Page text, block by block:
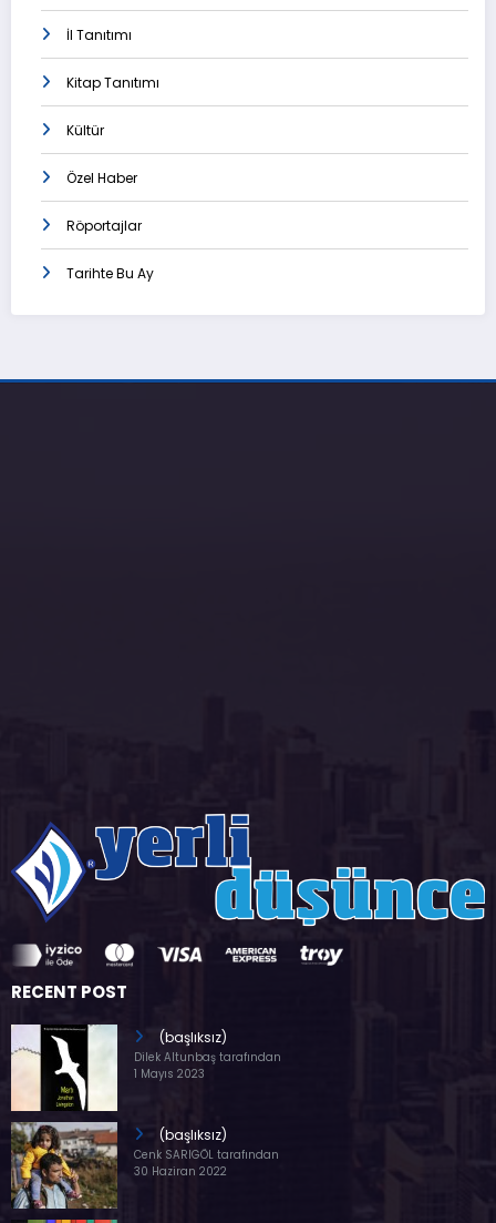
İl Tanıtımı
Kitap Tanıtımı
Kültür
Özel Haber
Röportajlar
Tarihte Bu Ay
RECENT POST
(başlıksız)
Dilek Altunbaş tarafından
1 Mayıs 2023
(başlıksız)
Cenk SARIGÖL tarafından
30 Haziran 2022